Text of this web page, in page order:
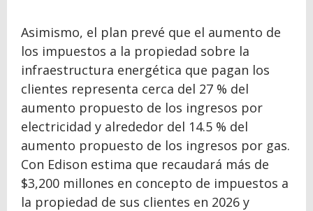
Asimismo, el plan prevé que el aumento de
los impuestos a la propiedad sobre la
infraestructura energética que pagan los
clientes representa cerca del 27 % del
aumento propuesto de los ingresos por
electricidad y alrededor del 14.5 % del
aumento propuesto de los ingresos por gas.
Con Edison estima que recaudará más de
$3,200 millones en concepto de impuestos a
la propiedad de sus clientes en 2026 y